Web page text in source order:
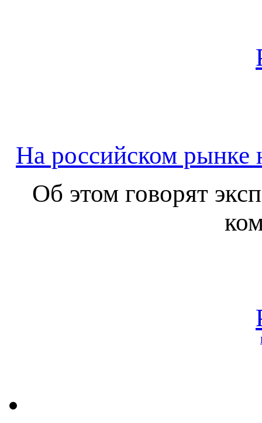
На российском рынке
Об этом говорят